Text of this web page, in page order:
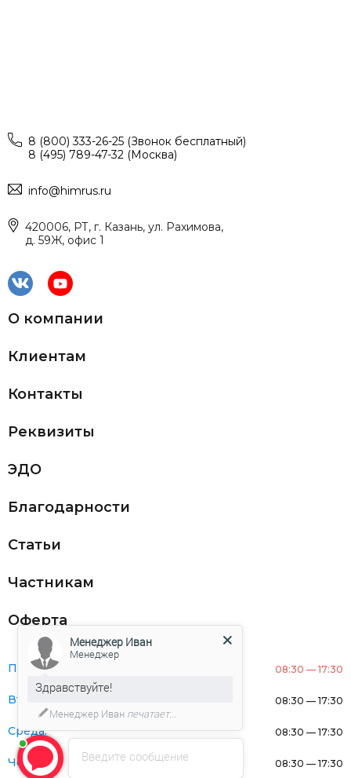
8 (800) 333-26-25 (Звонок бесплатный)
8 (495) 789-47-32 (Москва)
info@himrus.ru
420006, РТ, г. Казань, ул. Рахимова,
д. 59Ж, офис 1
О компании
Клиентам
Контакты
Реквизиты
ЭДО
Благодарности
Статьи
Частникам
Оферта
Понедельник: 08:30 — 17:30
Вторник: 08:30 — 17:30
Среда: 08:30 — 17:30
Четверг: 08:30 — 17:30
Введите сообщение
Менеджер Иван
Менеджер
Здравствуйте!
Менеджер Иван печатает...